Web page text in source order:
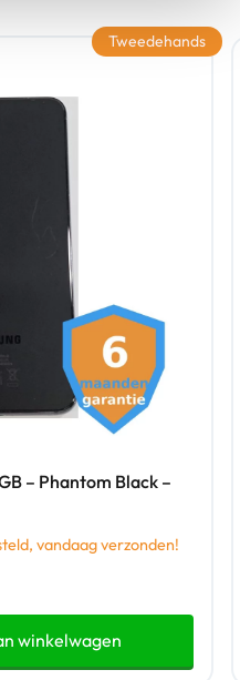
– Phantom Black –
vandaag verzonden!
winkelwagen
Tweedehands